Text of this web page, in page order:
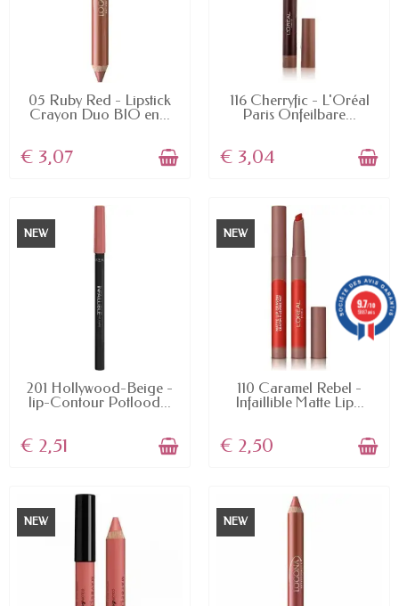
AVAILABLE
05 Ruby Red - Lipstick
Crayon Duo BIO en...
€ 3,07
AVAILABLE
116 Cherryfic - L'Oréal
Paris Onfeilbare...
€ 3,04
NEW
AVAILABLE
201 Hollywood-Beige -
lip-Contour Potlood...
€ 2,51
NEW
AVAILABLE
110 Caramel Rebel -
Infaillible Matte Lip...
€ 2,50
NEW NEW
9.7/10
5887 avis